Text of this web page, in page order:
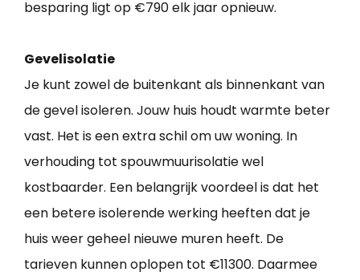
besparing ligt op €790 elk jaar opnieuw.
Gevelisolatie
Je kunt zowel de buitenkant als binnenkant van
de gevel isoleren. Jouw huis houdt warmte beter
vast. Het is een extra schil om uw woning. In
verhouding tot spouwmuurisolatie wel
kostbaarder. Een belangrijk voordeel is dat het
een betere isolerende werking heeften dat je
huis weer geheel nieuwe muren heeft. De
tarieven kunnen oplopen tot €11300. Daarmee